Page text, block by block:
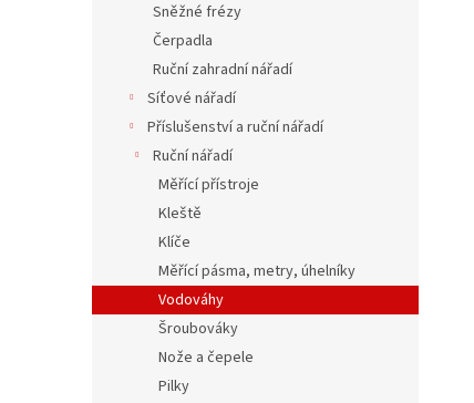
Sněžné frézy
Čerpadla
Ruční zahradní nářadí
Síťové nářadí
Příslušenství a ruční nářadí
Ruční nářadí
Měřící přístroje
Kleště
Klíče
Měřící pásma, metry, úhelníky
Vodováhy
Šroubováky
Nože a čepele
Pilky